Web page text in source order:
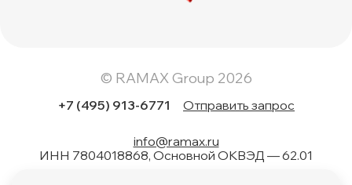
© RAMAX Group 2026
+7 (495) 913-6771 Отправить запрос
info@ramax.ru
ИНН 7804018868, Основной ОКВЭД — 62.01